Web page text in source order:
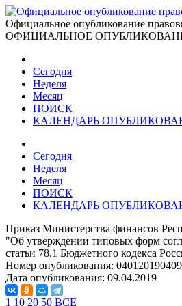
Официальное опубликование
ОФИЦИАЛЬНОЕ
Сегодня
Неделя
Месяц
ПОИСК
КАЛЕНДАРЬ
Сегодня
Неделя
Месяц
ПОИСК
КАЛЕНДАРЬ
Приказ Министерства финансов
"Об утверждении типовых форм
статьи 78.1 Бюджетного кодекса
Номер опубликования:
Дата опубликования: 09.04.2019
1 10 20 50 ВСЕ